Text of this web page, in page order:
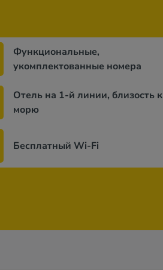
Функциональные,
укомплектованные номера
Отель на 1-й линии, близость к
морю
Бесплатный Wi-Fi